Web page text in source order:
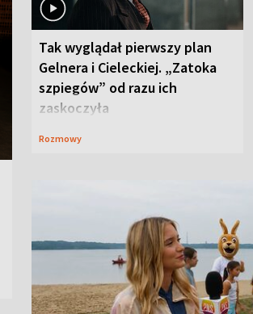
Tak wyglądał pierwszy plan
Gelnera i Cieleckiej. „Zatoka
szpiegów” od razu ich
zaskoczyła
Rozmowy